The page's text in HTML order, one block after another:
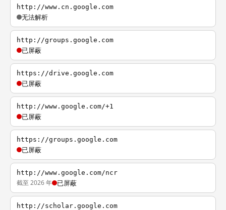
http://www.cn.google.com
无法解析
http://groups.google.com
已屏蔽
https://drive.google.com
已屏蔽
http://www.google.com/+1
已屏蔽
https://groups.google.com
已屏蔽
http://www.google.com/ncr
截至 2026 年 已屏蔽
http://scholar.google.com